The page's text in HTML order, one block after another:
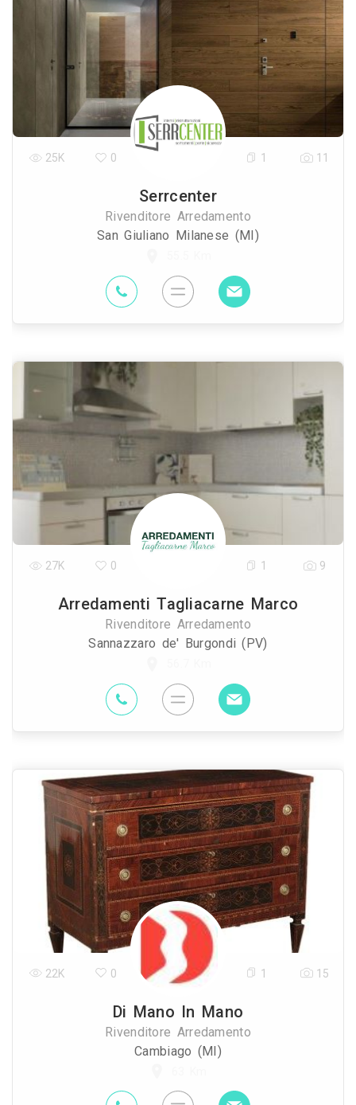
Serrcenter
Rivenditore Arredamento
San Giuliano Milanese (MI)
25K 0 1 11
Arredamenti Tagliacarne Marco
Rivenditore Arredamento
Sannazzaro de' Burgondi (PV)
27K 0 1 9
Di Mano In Mano
Rivenditore Arredamento
Cambiago (MI)
22K 0 1 15